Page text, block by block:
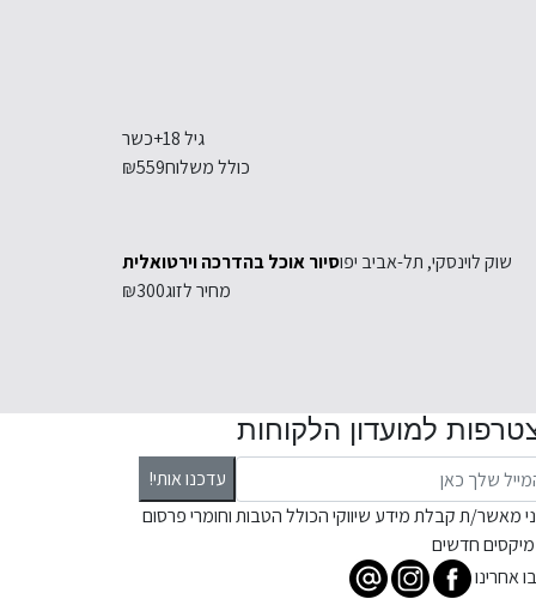
גיל 18+
כשר
כולל משלוח₪559
שוק לוינסקי, תל-אביב יפוסיור אוכל בהדרכה וירטואלית
מחיר לזוג₪300
למועדון הלקוחות
עדכנו אותי!
מאשר/ת קבלת מידע שיווקי הכולל הטבות וחומרי פרסום
חדשים
אחרינו